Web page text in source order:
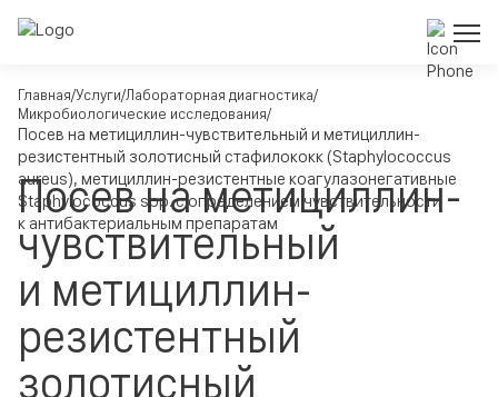
Главная Услуги Лабораторная диагностика
Микробиологические исследования
Посев на метициллин-чувствительный и метициллин-
резистентный золотисный стафилококк (Staphylococcus
aureus), метициллин-резистентные коагулазонегативные
Staphylococcus spp. с определением чувствительности
к антибактериальным препаратам
Посев на метициллин-
чувствительный
и метициллин-
резистентный
золотисный